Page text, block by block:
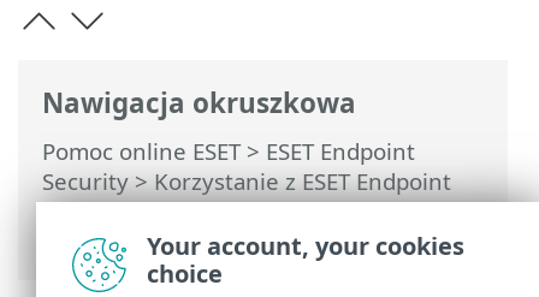
Nawigacja okruszkowa
Pomoc online ESET> ESET Endpoint
Security>Korzystanie z ESET Endpoint
Security>Ustawienia>Sieć> Połączenia
sieciowe
Your account, your cookies
choice